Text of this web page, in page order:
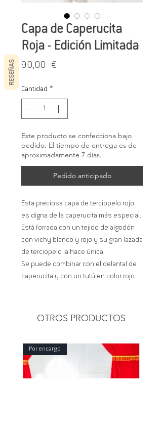
Capa de Caperucita
Roja - Edición Limitada
90,00 €
Cantidad *
Este producto se confecciona bajo
pedido. El tiempo de entrega es de
aproximadamente 7 días.
Pedido anticipado
Esta preciosa capa de terciopelo rojo
es digna de la caperucita más especial.
Está forrada con un tejido de algodón
con vichy blanco y rojo y su gran lazada
de terciopelo la hace única.
Se puede combinar con el delantal de
caperucita y con un tutú en color rojo.
OTROS PRODUCTOS
Por encargo
RESEÑAS